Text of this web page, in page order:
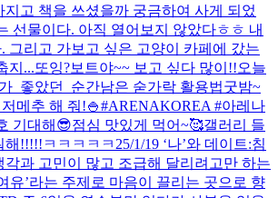
지고 책을 쓰셨을까 궁금하여 사게 되었
선물이다. 아직 열어보지 않았다ㅎㅎ 내
그리고 가보고 싶은 고양이 카페에 갔는
지...또잉?보트야~~ 보고 싶다 많이!!오늘
_좋았던_순간남은 숟가락 활용법굿밤~
메추 해 줘!🍚#ARENAKOREA #아레나
기대해😎점심 맛있게 먹어~🥰갤러리 들
!!!!!ㅋㅋㅋㅋㅋ 25/1/19 ‘나’와 데이트:침
각과 고민이 많고 조급해 달리려고만 하는
유’라는 주제로 마음이 끌리는 곳으로 향